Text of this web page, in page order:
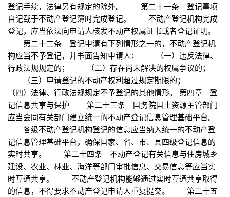
登记手续，法律另有规定的除外。 第二十一条 登记事项
自记载于不动产登记簿时完成登记。 不动产登记机构完成
登记，应当依法向申请人核发不动产权属证书或者登记证明。
第二十二条 登记申请有下列情形之一的，不动产登记机
构应当不予登记，并书面告知申请人： （一）违反法律、
行政法规规定的； （二）存在尚未解决的权属争议的；
（三）申请登记的不动产权利超过规定期限的；
（四）法律、行政法规规定不予登记的其他情形。 第四章 登
记信息共享与保护 第二十三条 国务院国土资源主管部门
应当会同有关部门建立统一的不动产登记信息管理基础平台。
各级不动产登记机构登记的信息应当纳入统一的不动产登
记信息管理基础平台，确保国家、省、市、县四级登记信息的
实时共享。 第二十四条 不动产登记有关信息与住房城乡
建设、农业、林业、海洋等部门审批信息、交易信息等应当实
时互通共享。 不动产登记机构能够通过实时互通共享取得
的信息，不得要求不动产登记申请人重复提交。 第二十五